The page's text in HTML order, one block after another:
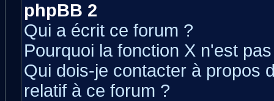
phpBB 2
Qui a écrit ce forum ?
Pourquoi la fonction X n'est
Qui dois-je contacter à propos
relatif à ce forum ?